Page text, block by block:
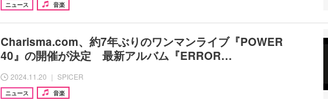
ニュース 音楽
Charisma.com、約7年ぶりのワンマンライブ『POWER
40』の開催が決定 最新アルバム『ERROR…
2024.11.20 ｜ SPICER
ニュース 音楽